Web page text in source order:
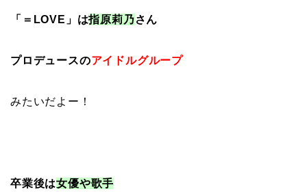
「＝LOVE」は指原莉乃さん
プロデュースのアイドルグループ
みたいだよー！
卒業後は女優や歌手